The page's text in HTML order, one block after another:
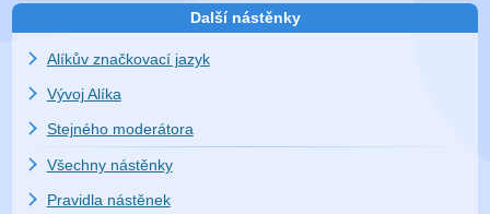
Další nástěnky
Alíkův značkovací jazyk
Vývoj Alíka
Stejného moderátora
Všechny nástěnky
Pravidla nástěnek